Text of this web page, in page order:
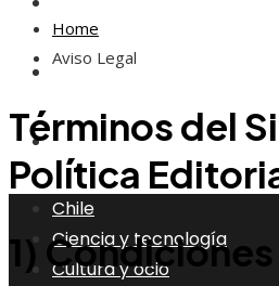
Responsabilidad social
Inversiones y negocios
Chile
Ciencia y tecnología
Cultura y ocio
Home
Aviso Legal
Términos del
Política
1)